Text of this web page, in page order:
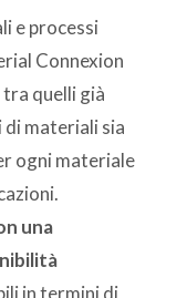
e processi
Connexion
quelli già
di materiali sia
ogni materiale
una
in termini di